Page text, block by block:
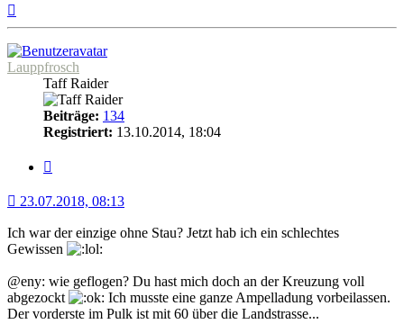
Lauppfrosch
Taff Raider
Beiträge: 134
Registriert: 13.10.2014, 18:04
23.07.2018, 08:13
Ich war der einzige ohne Stau? Jetzt hab ich ein schlechtes
Gewissen
@eny: wie geflogen? Du hast mich doch an der Kreuzung voll
abgezockt
Ich musste eine ganze Ampelladung vorbeilassen.
Der vorderste im Pulk ist mit 60 über die Landstrasse...